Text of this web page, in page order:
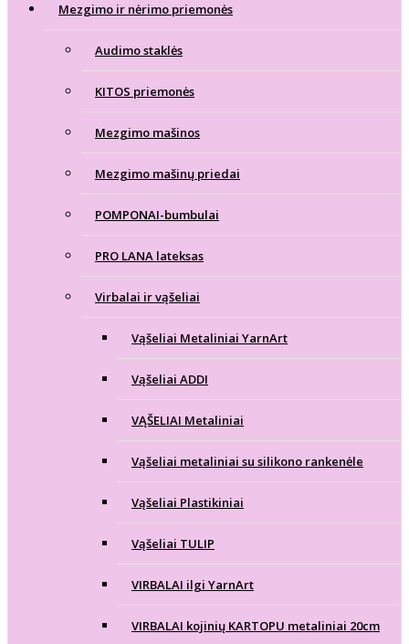
Mezgimo ir nėrimo priemonės
Audimo staklės
KITOS priemonės
Mezgimo mašinos
Mezgimo mašinų priedai
POMPONAI-bumbulai
PRO LANA lateksas
Virbalai ir vąšeliai
Vąšeliai Metaliniai YarnArt
Vąšeliai ADDI
VĄŠELIAI Metaliniai
Vąšeliai metaliniai su silikono rankenėle
Vąšeliai Plastikiniai
Vąšeliai TULIP
VIRBALAI ilgi YarnArt
VIRBALAI kojinių KARTOPU metaliniai 20cm